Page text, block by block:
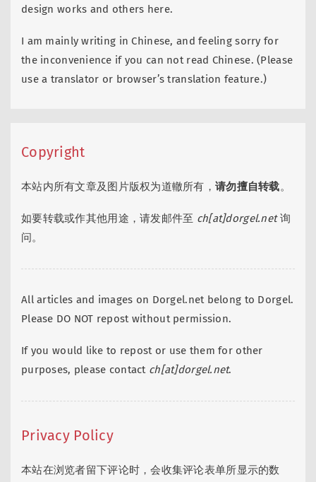
design works and others here.
I am mainly writing in Chinese, and feeling sorry for
the inconvenience if you can not read Chinese. (Please
use a translator or browser’s translation feature.)
Copyright
本站内所有文章及图片版权为道轍所有，请勿擅自转载。
如要转载或作其他用途，请发邮件至 ch[at]dorgel.net询
问。
All articles and images on Dorgel.net belong to Dorgel.
Please DO NOT repost without permission.
If you would like to repost or use them for other
purposes, please contact ch[at]dorgel.net.
Privacy Policy
本站在浏览者留下评论时，会收集评论表单所显示的数